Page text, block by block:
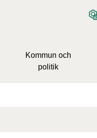
Kommun och
politik